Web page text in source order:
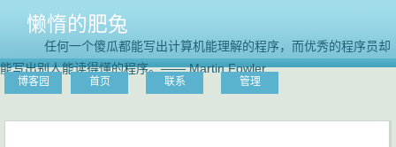
懒惰的肥兔
任何一个傻瓜都能写出计算机能理解的程序，而优秀的程序员却
能写出别人能读得懂的程序。—— Martin Fowler
博客园 首页 联系 管理